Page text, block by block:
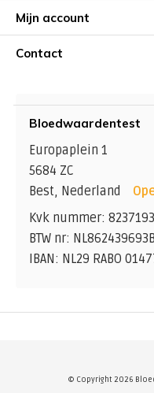
Mijn account
Contact
Bloedwaardentest
Europaplein 1
5684 ZC
Best, Nederland
Kvk nummer:
BTW nr:
IBAN: NL29 RABO
© Copyright 2026